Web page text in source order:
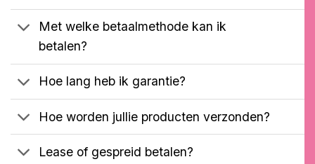
Met welke betaalmethode kan ik
betalen?
Hoe lang heb ik garantie?
Hoe worden jullie producten verzonden?
Lease of gespreid betalen?